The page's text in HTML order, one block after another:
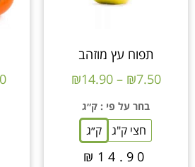
תפוח עץ מוזהב
₪7.50
–
₪14.90
בחר על פי : ק״ג
חצי ק"ג ק״ג
₪ 14.90